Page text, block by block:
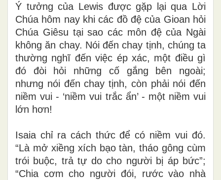
Ý tưởng của Lewis được gặp lại qua Lời
Chúa hôm nay khi các đồ đệ của Gioan hỏi
Chúa Giêsu tại sao các môn đệ của Ngài
không ăn chay. Nói đến chay tịnh, chúng ta
thường nghĩ đến việc ép xác, một điều gì
đó đòi hỏi những cố gắng bên ngoài;
nhưng nói đến chay tịnh, còn phải nói đến
niềm vui - ‘niềm vui trắc ẩn’ - một niềm vui
lớn hơn!
Isaia chỉ ra cách thức để có niềm vui đó.
“Là mở xiềng xích bạo tàn, tháo gông cùm
trói buộc, trả tự do cho người bị áp bức”;
“Chia cơm cho người đói, rước vào nhà